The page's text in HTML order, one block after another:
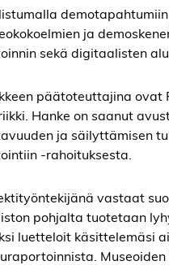
ja
sekä digitaalisten
päätoteuttajina ovat
Hanke on saanut
ja säilyttämisen
-rahoituksesta.
vastaat
pohjalta tuotetaan
luetteloit käsittelemäsi